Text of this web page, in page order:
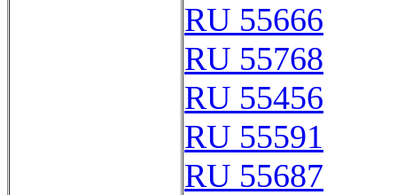
RU 55666
RU 55768
RU 55456
RU 55591
RU 55687